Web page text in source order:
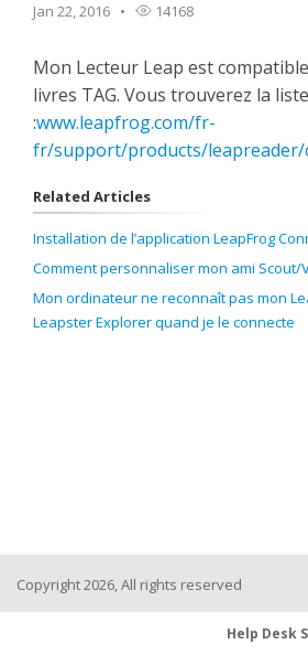
Jan 22, 2016 14168
Mon Lecteur Leap est
livres TAG. Vous trouverez la
:www.leapfrog.com/fr-
fr/support/products/leapreader/
Related Articles
Installation de l’application LeapFrog
Comment personnaliser mon ami Scout/
Mon ordinateur ne reconnaît pas mon
Leapster Explorer quand je le connecte
Copyright 2026, All rights reserved
Help Desk